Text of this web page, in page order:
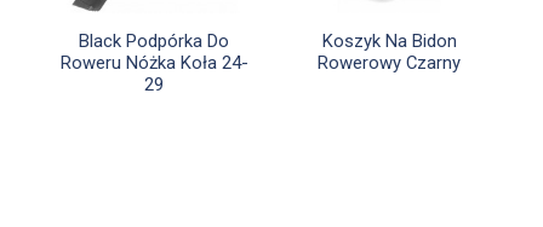
Szybki podgląd
Black Podpórka Do
Roweru Nóżka Koła 24-
29
Szybki podgląd
Koszyk Na Bidon
Rowerowy Czarny